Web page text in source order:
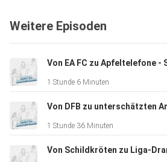
Weitere Episoden
1 Stunde 6 Minuten
1 Stunde 36 Minuten